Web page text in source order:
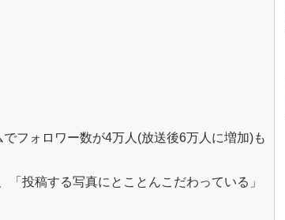
フォロワー数が4万人(放送後6万人に増加)も
投稿する写真にとことんこだわっている」